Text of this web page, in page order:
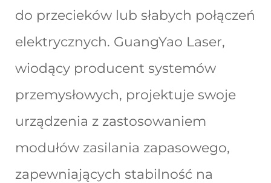
do przecieków lub słabych połączeń
elektrycznych. GuangYao Laser,
wiodący producent systemów
przemysłowych, projektuje swoje
urządzenia z zastosowaniem
modułów zasilania zapasowego,
zapewniających stabilność na